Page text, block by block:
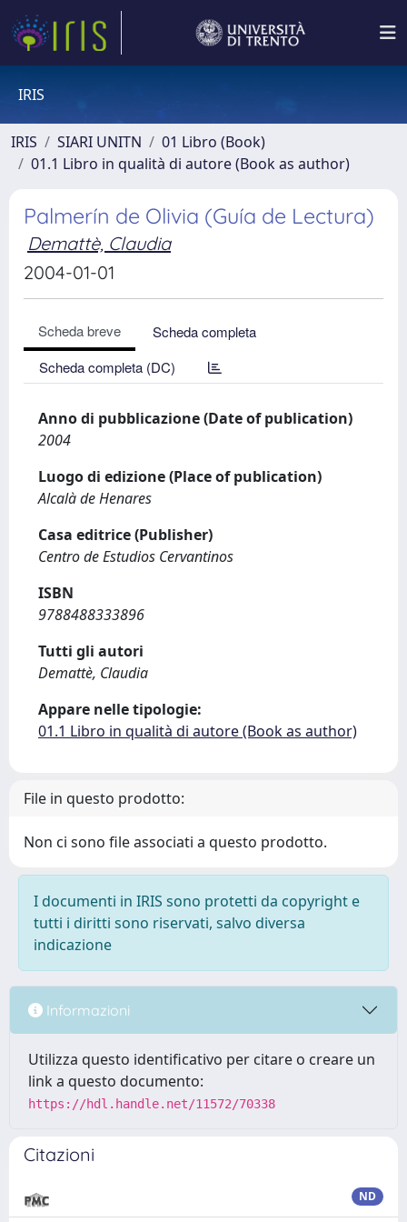
IRIS
IRIS SIARI UNITN
01 Libro (Book)
01.1 Libro in qualità di autore (Book as author)
Palmerín de Olivia (Guía de Lectura)
Demattè, Claudia
2004-01-01
Scheda breve
Scheda completa
Scheda completa (DC)
Anno di pubblicazione (Date of publication)
2004
Luogo di edizione (Place of publication)
Alcalà de Henares
Casa editrice (Publisher)
Centro de Estudios Cervantinos
ISBN
9788488333896
Tutti gli autori
Demattè, Claudia
Appare nelle tipologie:
01.1 Libro in qualità di autore (Book as author)
File in questo prodotto:
Non ci sono file associati a questo prodotto.
I documenti in IRIS sono protetti da copyright e
tutti i diritti sono riservati, salvo diversa
indicazione
Informazioni
Utilizza questo identificativo per citare o creare un
link a questo documento:
https://hdl.handle.net/11572/70338
Citazioni
ND